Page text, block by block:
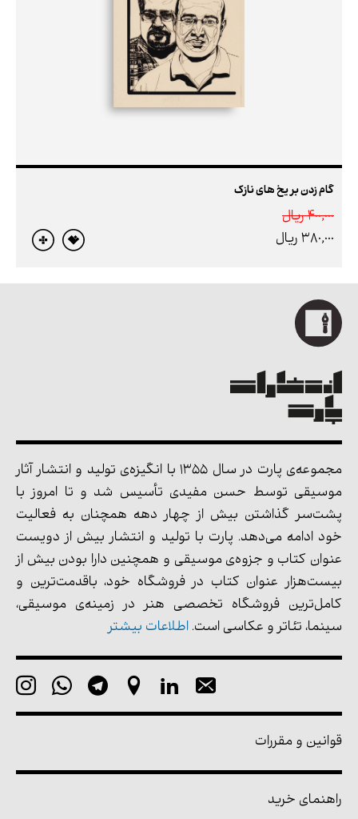
گام زدن بر یخ های نازک
400,000 ريال
380,000 ريال
مجموعه‌ی پارت در سال 1355 با انگیزه‌ی تولید و انتشار آثار
موسیقی توسط حسن مفیدی تأسیس شد و تا امروز با
پشت‌سر گذاشتن بیش از چهار دهه همچنان به فعالیت
خود ادامه می‌دهد. پارت با تولید و انتشار بیش از دویست
عنوان کتاب و جزوه‌ی موسیقی و همچنین دارا بودن بیش از
بیست‌هزار عنوان کتاب در فروشگاه خود، باقدمت‌ترین و
کامل‌ترین فروشگاه تخصصی هنر در زمینه‌ی موسیقی،
سینما، تئاتر و عکاسی است. اطلاعات بیشتر
قوانین و مقررات
راهنمای خرید